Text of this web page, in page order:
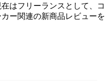
はフリーランスとして、コ
ー関連の新商品レビューを